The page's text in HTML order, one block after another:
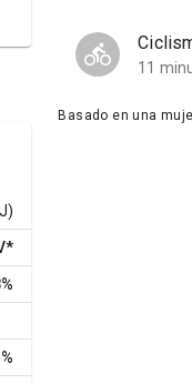
*
11
Basado en una